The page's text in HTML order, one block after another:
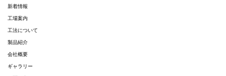
新着情報
工場案内
工法について
製品紹介
会社概要
ギャラリー